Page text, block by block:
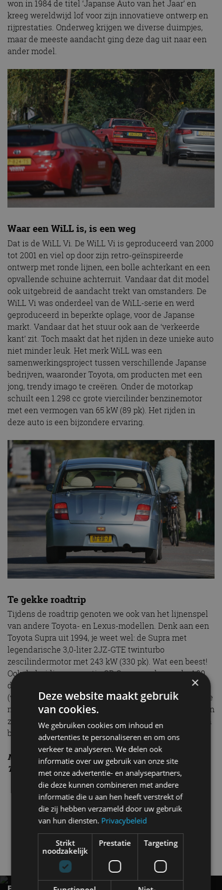
won in 1984 de titel ‘Japanse Auto van het Jaar’ en
kreeg wereldwijd lof voor zijn innovatieve ontwerp en
rijprestaties. Onderweg krijgen we diverse duimpjes,
maar de meeste aandacht ging deze dag uit naar een
ander model.
Waar een WiLL is, is een weg
Dat is de WiLL Vi. De WiLL Vi is geproduceerd van 2000
tot 2001 en viel op door zijn retro-geïnspireerde
ontwerp met ronde lijnen, een bolle achterkant en een
opvallende schuine achterruit. Vandaar dat dit model
ook uitgebreid de aandacht trekt van omstanders. De
WiLL Vi was onderdeel van de WiLL-serie en werd
geproduceerd in beperkte oplage, voor de Japanse
markt. Vandaar dat het stuur ook aan de ‘verkeerde
kant’ zit. Toch maakt dat het rijden in deze unieke auto
niet minder leuk. Het merk WiLL was een
samenwerkingsproject tussen verschillende Japanse
bedrijven, waaronder Toyota, om producten met een
jong, trendy imago te creëren. Onder de motorkap
schuilt een 1.298 cc grote viercilinder benzinemotor
met een vermogen van 65 kW (89 pk). Het rijden in
deze auto is een bijzondere ervaring.
Te gekke roadtrip
Tijdens de roadtrip genoten we ook van het lijnenspel
van andere Toyota- en Lexus-modellen. Denk aan een
Toyota Supra uit 1994, je weet wel: de Supra met
legendarische 3,0-liter 2JZ-GTE twinturbo
zescilindermotor met 243 kW (330 pk). Wat een beest!
Ook de huidige generatie GR Supra reed mee, de A90
dus. De Lexus LC 500h, Lexus LS 400 en Toyota Mirai
(waterstofauto) waren ook onderdeel van de equipe. Je
mag gerust stellen dat Toyota en Lexus in de afgelopen
zestig jaar heel wat moois heeft geproduceerd. Wij zijn
benieuwd naar de volgende zestig jaar.
Met veel dank aan Toyota Nederland en Louwman’s
Toyota World.
Gerelateerde berichten
×
Deze website maakt gebruik
van cookies.
We gebruiken cookies om inhoud en
advertenties te personaliseren en om ons
verkeer te analyseren. We delen ook
informatie over uw gebruik van onze site
met onze advertentie- en analysepartners,
die deze kunnen combineren met andere
informatie die u aan hen heeft verstrekt of
die zij hebben verzameld door uw gebruik
van hun diensten. Privacybeleid
Strikt
noodzakelijk
Prestatie Targeting